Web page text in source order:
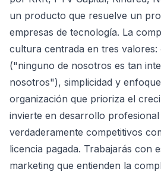
un producto que resuelve un
empresas de tecnología. La
cultura centrada en tres valores:
("ninguno de nosotros es tan
nosotros"), simplicidad y
organización que prioriza el
invierte en desarrollo
verdaderamente competitivos
licencia pagada. Trabajarás con
marketing que entienden la